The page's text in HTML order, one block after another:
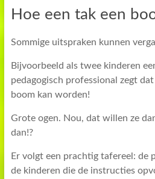
Hoe een tak een
Sommige uitspraken kunnen
Bijvoorbeeld als twee kinderen
pedagogisch professional zegt
boom kan worden!
Grote ogen. Nou, dat willen ze
dan!?
Er volgt een prachtig tafereel: de
de kinderen die de instructies